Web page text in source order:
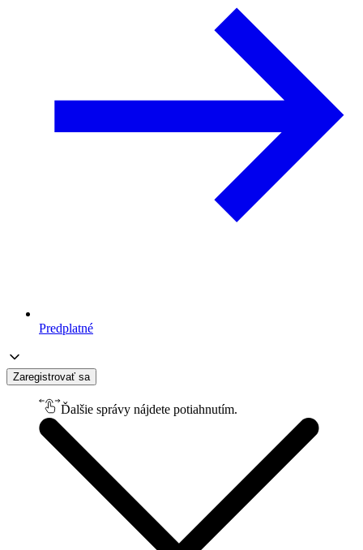
Predplatné
Zaregistrovať sa
Ďalšie správy nájdete potiahnutím.